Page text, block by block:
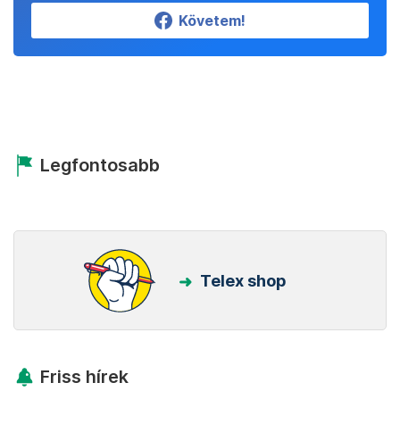
Követem!
Legfontosabb
Telex shop
Friss hírek